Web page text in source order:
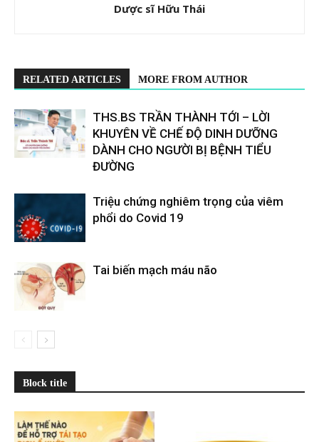
Dược sĩ Hữu Thái
RELATED ARTICLES MORE FROM AUTHOR
THS.BS TRẦN THÀNH TỚI – LỜI
KHUYÊN VỀ CHẾ ĐỘ DINH DƯỠNG
DÀNH CHO NGƯỜI BỊ BỆNH TIỂU
ĐƯỜNG
Triệu chứng nghiêm trọng của viêm
phổi do Covid 19
Tai biến mạch máu não
Block title